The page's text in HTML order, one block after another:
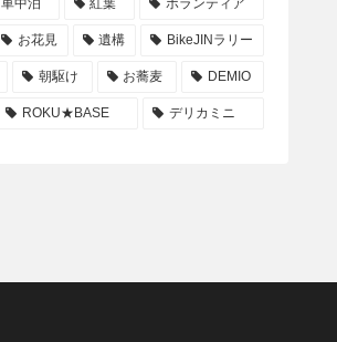
お花見 遺構 BikeJINラリー
朝駆け お蕎麦 DEMIO
ROKU★BASE デリカミニ